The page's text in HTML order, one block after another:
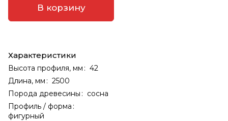
В корзину
Характеристики
Высота профиля, мм : 42
Длина, мм : 2500
Порода древесины : сосна
Профиль / форма :
фигурный